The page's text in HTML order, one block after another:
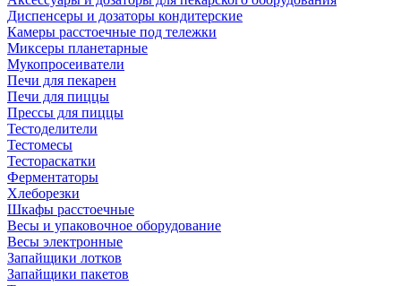
Диспенсеры и дозаторы кондитерские
Камеры расстоечные под тележки
Миксеры планетарные
Мукопросеиватели
Печи для пекарен
Печи для пиццы
Прессы для пиццы
Тестоделители
Тестомесы
Тестораскатки
Ферментаторы
Хлеборезки
Шкафы расстоечные
Весы и упаковочное оборудование
Весы электронные
Запайщики лотков
Запайщики пакетов